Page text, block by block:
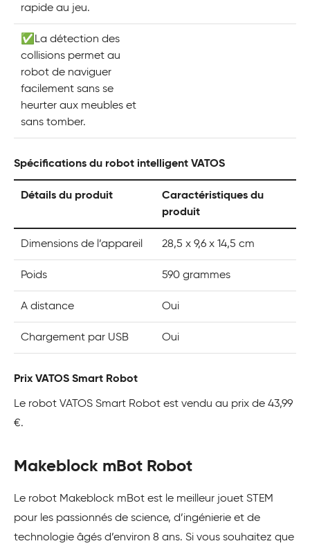
rapide au jeu.
✅La détection des
collisions permet au
robot de naviguer
facilement sans se
heurter aux meubles et
sans tomber.
Spécifications du robot intelligent VATOS
Détails du produit
Caractéristiques du
produit
Dimensions de l’appareil 28,5 x 9,6 x 14,5 cm
Poids 590 grammes
A distance Oui
Chargement par USB Oui
Prix VATOS Smart Robot
Le robot VATOS Smart Robot est vendu au prix de 43,99
€.
Makeblock mBot Robot
Le robot Makeblock mBot est le meilleur jouet STEM
pour les passionnés de science, d’ingénierie et de
technologie âgés d’environ 8 ans. Si vous souhaitez que